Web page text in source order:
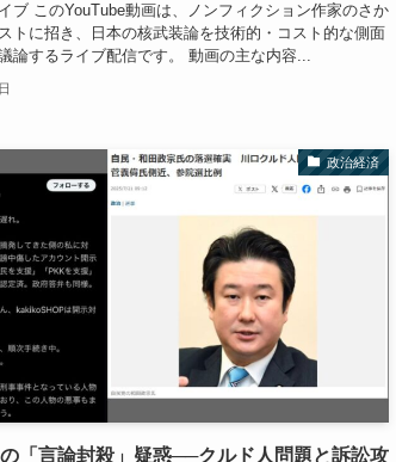
ブ このYouTube動画は、ノンフィクション作家のさか
トに招き、日本の核武装論を技術的・コスト的な側面
論するライブ配信です。 動画の主な内容...
政治経済
「言論封殺」疑惑──クルド人問題と訴訟攻